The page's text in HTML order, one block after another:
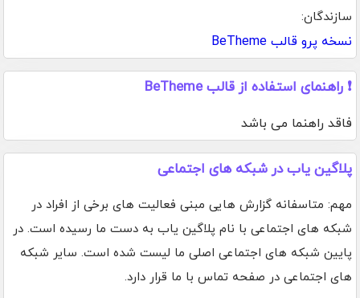
سازندگان:
نسخه پرو قالب BeTheme
❗ راهنمای استفاده از قالب BeTheme
فاقد راهنما می باشد
پلاگین یاب در شبکه های اجتماعی
مهم: متاسفانه گزارش هایی مبنی فعالیت های برخی از افراد در
شبکه های اجتماعی با نام پلاگین یاب به دست ما رسیده است. در
پایین شبکه های اجتماعی اصلی ما لیست شده است. سایر شبکه
های اجتماعی در صفحه تماس با ما قرار دارد.